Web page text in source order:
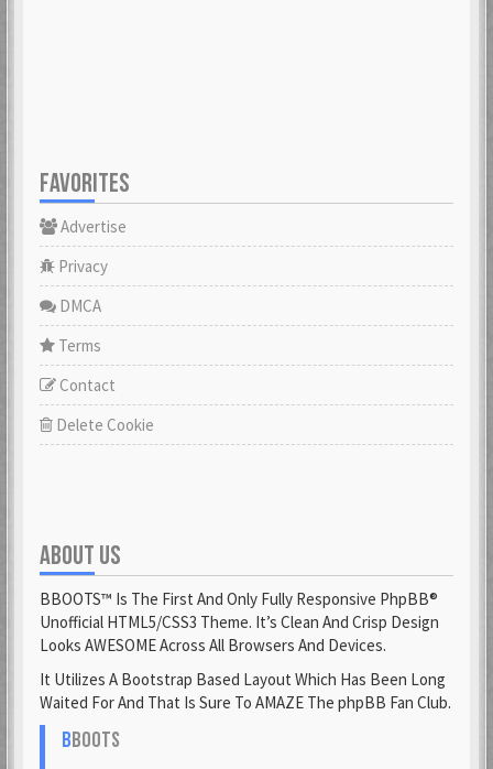
FAVORITES
Advertise
Privacy
DMCA
Terms
Contact
Delete Cookie
ABOUT US
BBOOTS™ Is The First And Only Fully Responsive PhpBB®
Unofficial HTML5/CSS3 Theme. It’s Clean And Crisp Design
Looks AWESOME Across All Browsers And Devices.
It Utilizes A Bootstrap Based Layout Which Has Been Long
Waited For And That Is Sure To AMAZE The phpBB Fan Club.
BBOOTS